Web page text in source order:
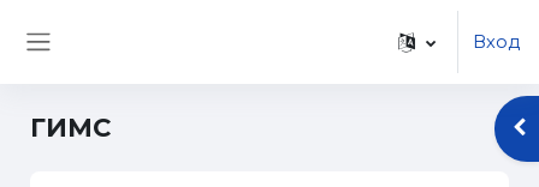
Вход
ГИМС